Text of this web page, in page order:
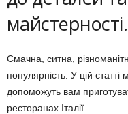
майстерності.
Смачна, ситна,
популярність. У цій
допоможуть вам
ресторанах Італії.